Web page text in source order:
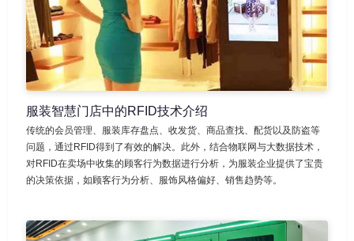
服装智慧门店中的RFID技术介绍
传统的会员管理、服装库存盘点、收发货、商品查找、配货以及防盗等
问题，通过RFID得到了有效的解决。此外，结合物联网与大数据技术，
对RFID在卖场中收集的顾客行为数据进行分析，为服装企业提供了宝贵
的决策依据，如顾客行为分析、服饰风格偏好、销售趋势等。